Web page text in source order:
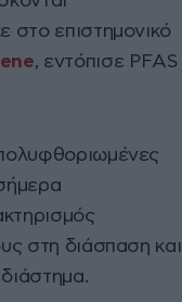
στο επιστημονικό
, εντόπισε PFAS
στη διάσπαση και